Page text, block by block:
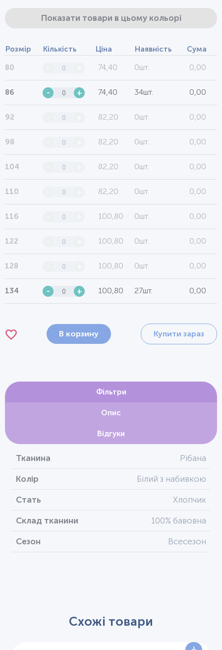
Показати товари в цьому кольорі
Розмір Кількість Ціна Наявність Сума
80 74,40 0шт. 0,00
86 - + 74,40 34шт. 0,00
92 82,20 0шт. 0,00
98 82,20 0шт. 0,00
104 82,20 0шт. 0,00
110 82,20 0шт. 0,00
116 100,80 0шт. 0,00
122 100,80 0шт. 0,00
128 100,80 0шт. 0,00
134 - + 100,80 27шт. 0,00
В корзину Купити зараз
Фільтри
Опис
Відгуки
Тканина Рібана
Колір Білий з набивкою
Стать Хлопчик
Склад тканини 100% бавовна
Сезон Всесезон
Схожі товари